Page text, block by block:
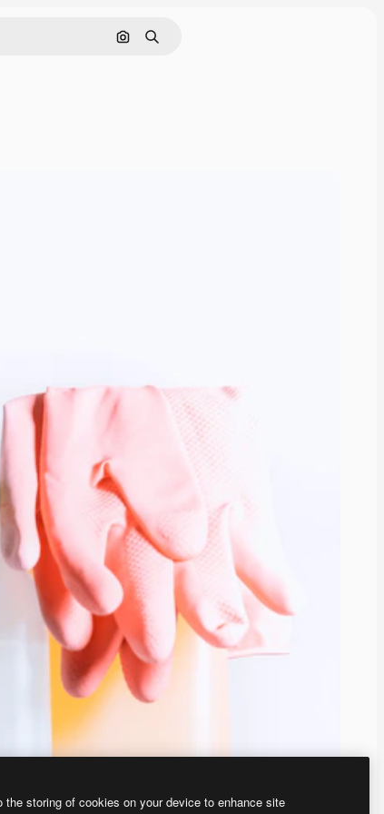
画像で検索
検索
the storing of cookies on your device to enhance site